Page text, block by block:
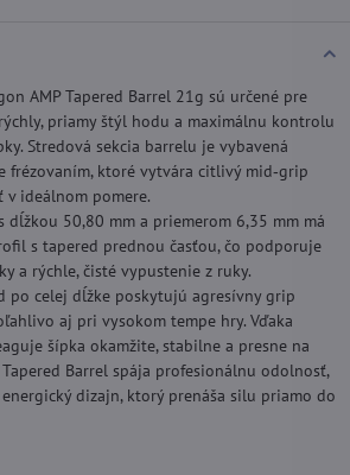
AMP Tapered Barrel 21g sú určené pre
priamy štýl hodu a maximálnu kontrolu
Stredová sekcia barrelu je vybavená
frézovaním, ktoré vytvára citlivý mid‑grip
ideálnom pomere.
dĺžkou 50,80 mm a priemerom 6,35 mm má
s tapered prednou časťou, čo podporuje
a rýchle, čisté vypustenie z ruky.
po celej dĺžke poskytujú agresívny grip
aj pri vysokom tempe hry. Vďaka
šípka okamžite, stabilne a presne na
Tapered Barrel spája profesionálnu odolnosť,
dizajn, ktorý prenáša silu priamo do